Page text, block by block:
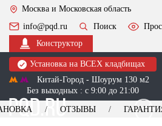
Москва и Московская область
info@pqd.ru
Поиск
Конструктор
Установка на ВСЕХ кладбищах
Китай-Город - Шоурум 130 м2
Без выходных : с 9:00 до 21:00
ОТЗЫВЫ